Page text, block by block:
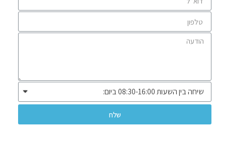
שלח